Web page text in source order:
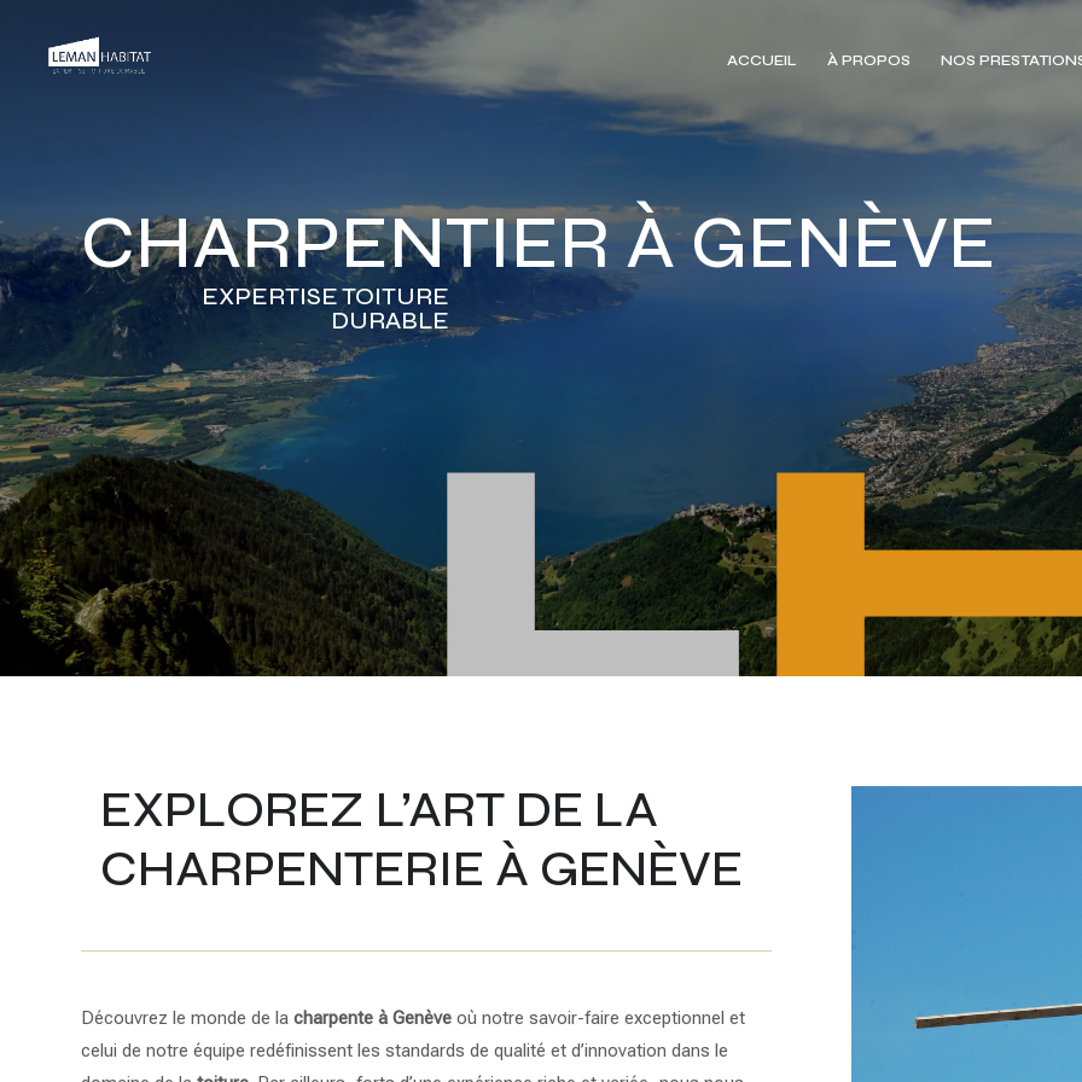
ACCUEIL À PROPOS NOS
CHARPENTIER À GENÈVE
EXPERTISE TOITURE
DURABLE
L
EXPLOREZ L’ART DE LA
CHARPENTERIE À GENÈVE
Découvrez le monde de lacharpente à Genève où notre savoir-faire exceptionnel et
celui de notre équipe redéfinissent les standards de qualité et d’innovation dans le